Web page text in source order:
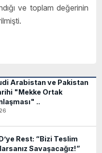
ve toplam değerinin
Arabistan ve Pakistan
"Mekke Ortak
..
Rest: “Bizi Teslim
Savaşacağız!”